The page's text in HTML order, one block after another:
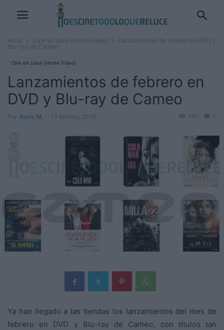
Inicio Cine en casa (Home Video)
Lanzamientos de febrero en DVD y
Blu-ray de Cameo
Cine en casa (Home Video)
Lanzamientos de febrero en
DVD y Blu-ray de Cameo
Por Boris M. 13 febrero, 2019 0
680
Ya han llegado a las tiendas los lanzamientos del mes de
febrero en DVD y Blu-ray de Cameo, con títulos tan